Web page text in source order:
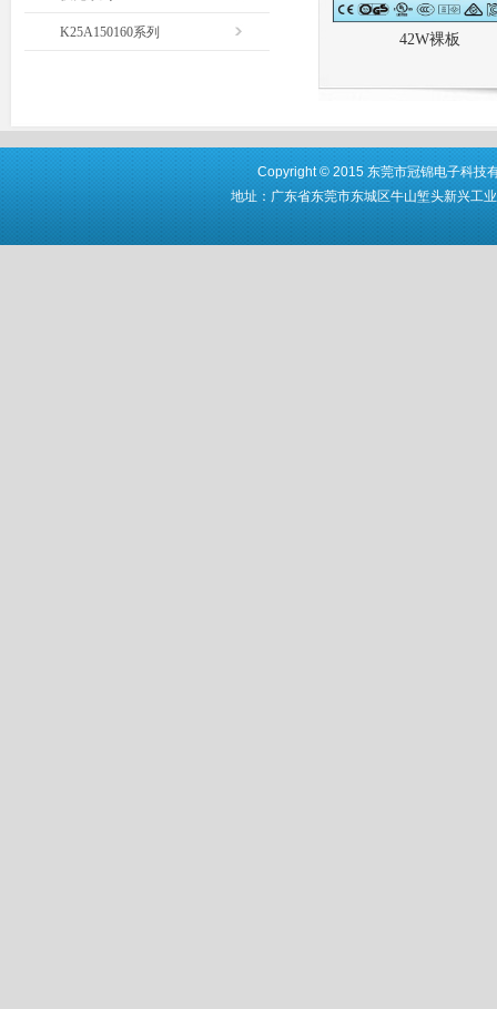
K25A150160系列 42W裸板
Copyright © 2015 东莞市冠锦电子科
地址：广东省东莞市东城区牛山堑头新兴